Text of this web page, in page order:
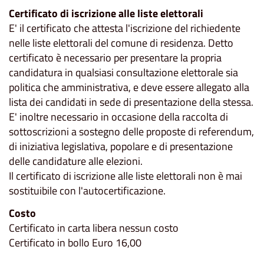
Certificato di iscrizione alle liste elettorali
E' il certificato che attesta l'iscrizione del richiedente
nelle liste elettorali del comune di residenza. Detto
certificato è necessario per presentare la propria
candidatura in qualsiasi consultazione elettorale sia
politica che amministrativa, e deve essere allegato alla
lista dei candidati in sede di presentazione della stessa.
E' inoltre necessario in occasione della raccolta di
sottoscrizioni a sostegno delle proposte di referendum,
di iniziativa legislativa, popolare e di presentazione
delle candidature alle elezioni.
Il certificato di iscrizione alle liste elettorali non è mai
sostituibile con l'autocertificazione.
Costo
Certificato in carta libera nessun costo
Certificato in bollo Euro 16,00